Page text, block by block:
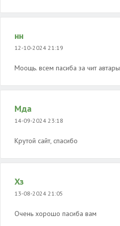
нн
12-10-2024 21:19
Моощь. всем пасиба за чит автары
Мда
14-09-2024 23:18
Крутой сайт, спасибо
Хз
13-08-2024 21:05
Очень хорошо пасиба вам